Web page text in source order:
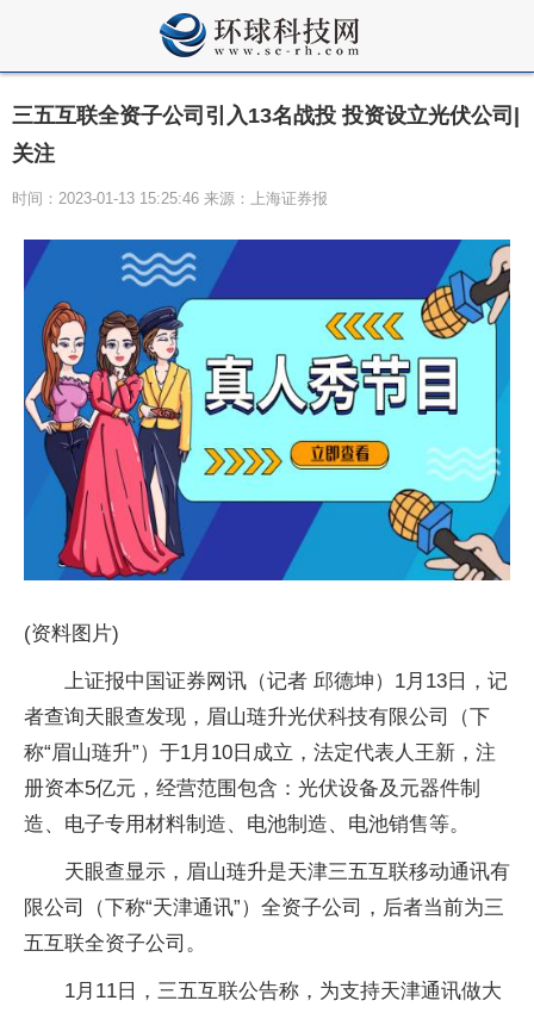
三五互联全资子公司引入13名战投 投资设立光伏公司|
关注
时间：2023-01-13 15:25:46 来源：上海证券报
(资料图片)
上证报中国证券网讯（记者 邱德坤）1月13日，记
者查询天眼查发现，眉山琏升光伏科技有限公司（下
称“眉山琏升”）于1月10日成立，法定代表人王新，注
册资本5亿元，经营范围包含：光伏设备及元器件制
造、电子专用材料制造、电池制造、电池销售等。
天眼查显示，眉山琏升是天津三五互联移动通讯有
限公司（下称“天津通讯”）全资子公司，后者当前为三
五互联全资子公司。
1月11日，三五互联公告称，为支持天津通讯做大